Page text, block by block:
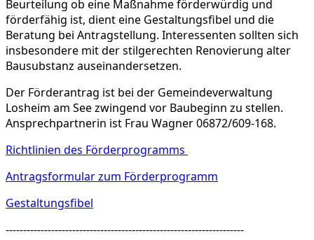
Beurteilung ob eine Maßnahme förderwürdig und
förderfähig ist, dient eine Gestaltungsfibel und die
Beratung bei Antragstellung. Interessenten sollten sich
insbesondere mit der stilgerechten Renovierung alter
Bausubstanz auseinandersetzen.
Der Förderantrag ist bei der Gemeindeverwaltung
Losheim am See zwingend vor Baubeginn zu stellen.
Ansprechpartnerin ist Frau Wagner 06872/609-168.
Richtlinien des Förderprogramms
Antragsformular zum Förderprogramm
Gestaltungsfibel
--------------------------------------------------------------------